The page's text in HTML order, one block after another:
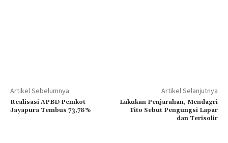
Artikel Sebelumnya
Realisasi APBD Pemkot
Jayapura Tembus 73,78%
Artikel Selanjutnya
Lakukan Penjarahan, Mendagri
Tito Sebut Pengungsi Lapar
dan Terisolir